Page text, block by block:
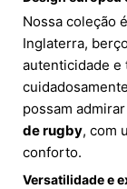
Nossa coleção
Inglaterra,
autenticidade e
possam
de rugby, com
conforto.
Versatilidade e